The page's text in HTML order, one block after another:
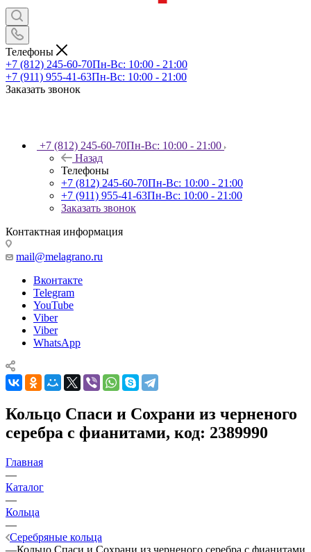
Телефоны
+7 (812) 245-60-70Пн-Вс: 10:00 - 21:00
+7 (911) 955-41-63Пн-Вс: 10:00 - 21:00
Заказать звонок
+7 (812) 245-60-70Пн-Вс: 10:00 - 21:00
Назад
Телефоны
+7 (812) 245-60-70Пн-Вс: 10:00 - 21:00
+7 (911) 955-41-63Пн-Вс: 10:00 - 21:00
Заказать звонок
Контактная информация
mail@melagrano.ru
Вконтакте
Telegram
YouTube
Viber
Viber
WhatsApp
Кольцо Спаси и Сохрани из черненого
серебра с фианитами, код: 2389990
Главная
—
Каталог
—
Кольца
—
Серебряные кольца
—Кольцо Спаси и Сохрани из черненого серебра с фианитами